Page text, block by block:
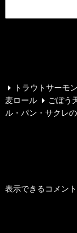
トラウトサーモ
麦ロール
ごぼう
ル・パン・サクレ
表示できるコメント